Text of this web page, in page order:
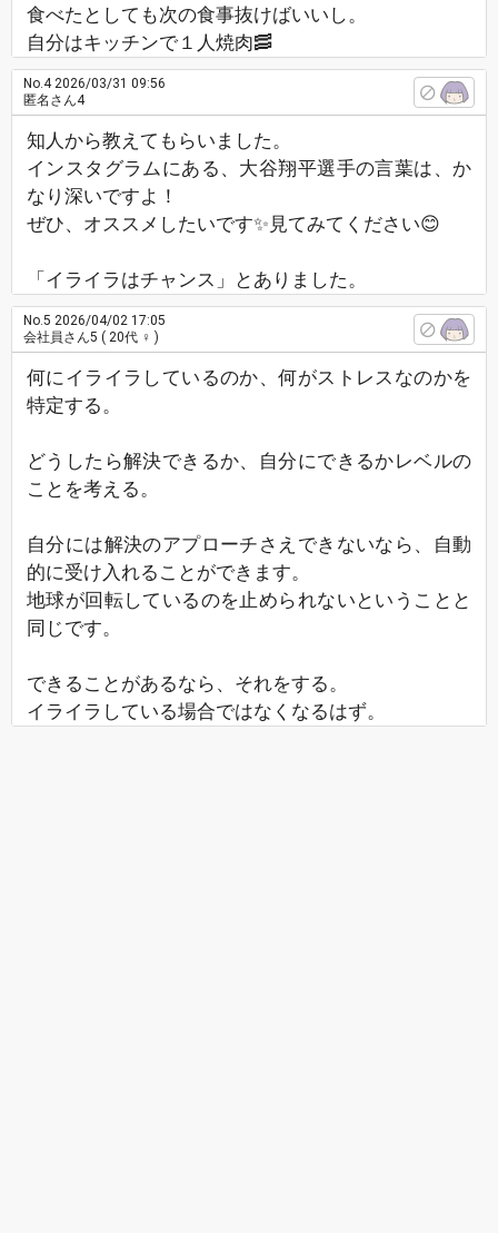
食べたとしても次の食事抜けばいいし。
自分はキッチンで１人焼肉🥓
No.42026/03/31 09:56
匿名さん4
知人から教えてもらいました。
インスタグラムにある、大谷翔平選手の言葉は、か
なり深いですよ！
ぜひ、オススメしたいです✨見てみてください😊
「イライラはチャンス」とありました。
No.5 2026/04/02 17:05
会社員さん5 ( 20代 ♀ )
何にイライラしているのか、何がストレスなのかを
特定する。
どうしたら解決できるか、自分にできるかレベルの
ことを考える。
自分には解決のアプローチさえできないなら、自動
的に受け入れることができます。
地球が回転しているのを止められないということと
同じです。
できることがあるなら、それをする。
イライラしている場合ではなくなるはず。